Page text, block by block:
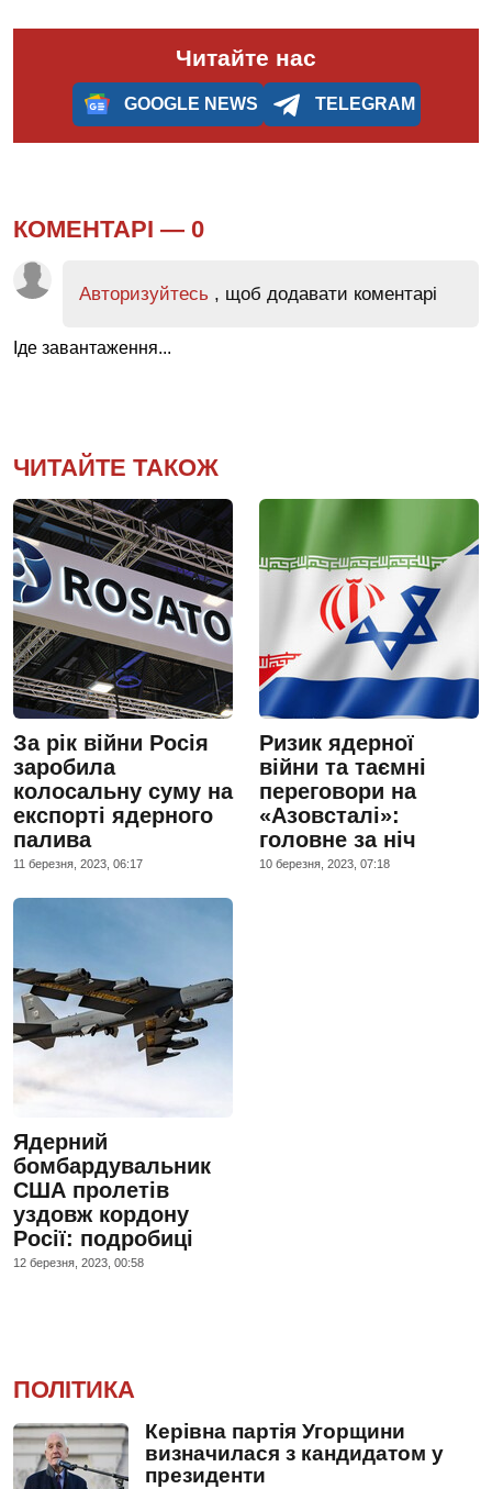
Читайте нас
GOOGLE NEWS TELEGRAM
КОМЕНТАРІ — 0
Авторизуйтесь , щоб додавати коментарі
Іде завантаження...
ЧИТАЙТЕ ТАКОЖ
За рік війни Росія
заробила
колосальну суму на
експорті ядерного
палива
11 березня, 2023, 06:17
Ризик ядерної
війни та таємні
переговори на
«Азовсталі»:
головне за ніч
10 березня, 2023, 07:18
Ядерний
бомбардувальник
США пролетів
уздовж кордону
Росії: подробиці
12 березня, 2023, 00:58
ПОЛІТИКА
Керівна партія Угорщини
визначилася з кандидатом у
президенти